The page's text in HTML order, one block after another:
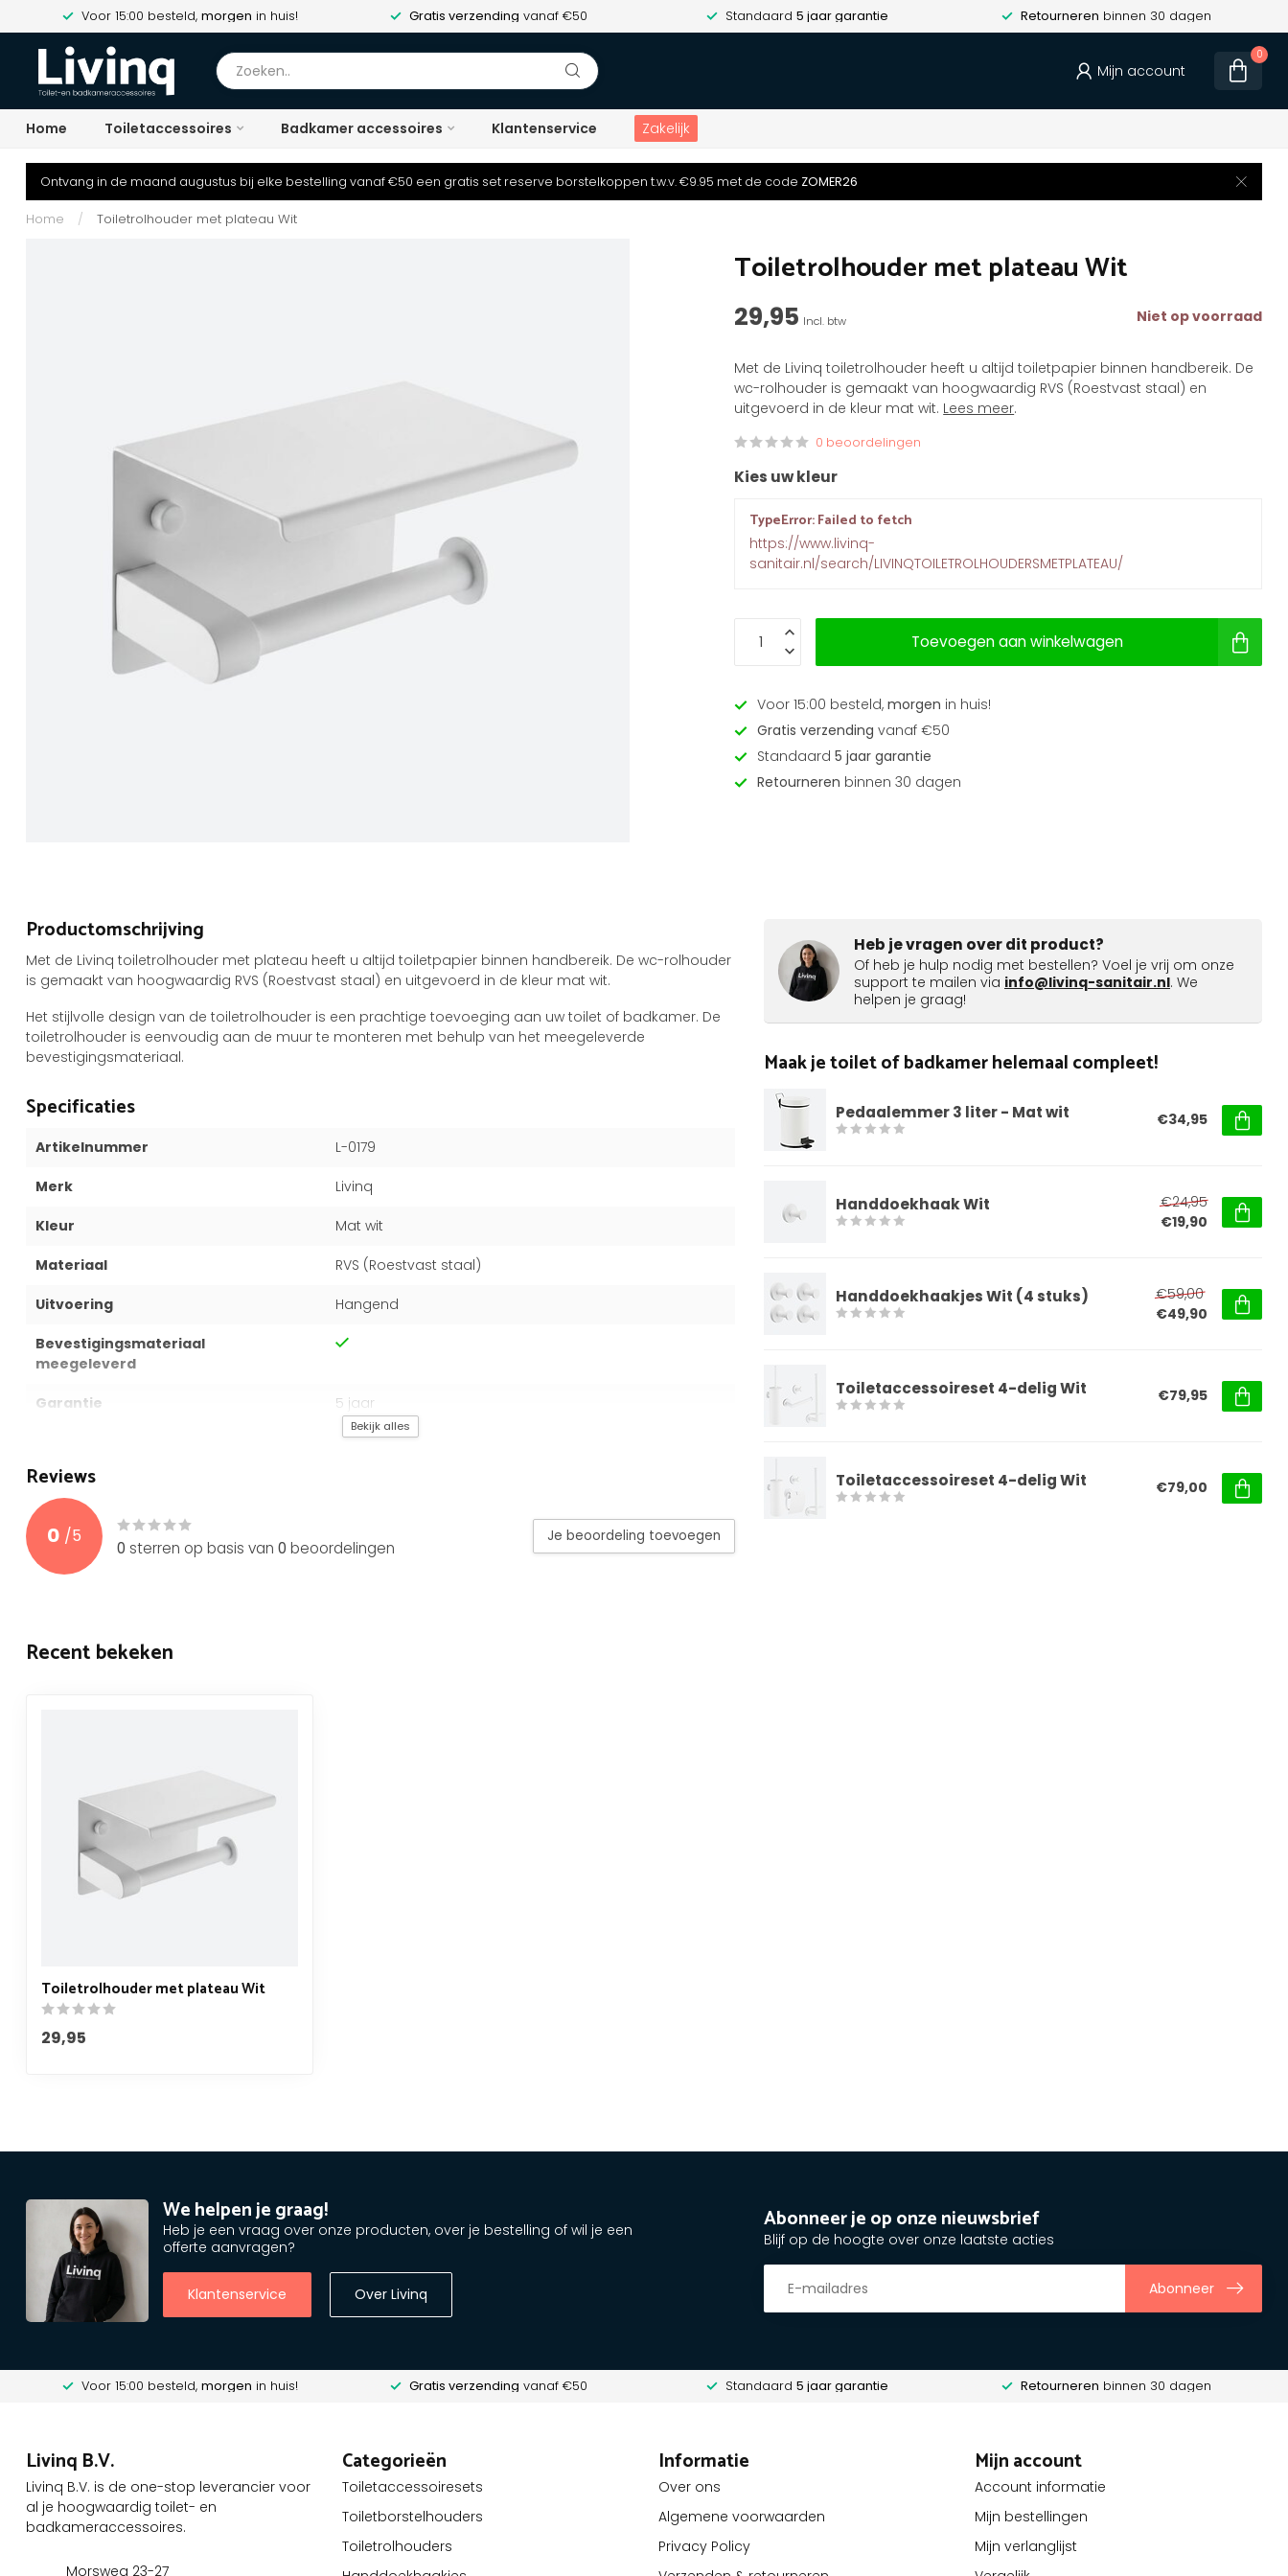
Voor 15:00 besteld, morgen in huis! Gratis verzending vanaf €50 Standaard 5 jaar garantie Retourneren binnen 30 dagen
Mijn account
0
Home Toiletaccessoires Badkamer accessoires Klantenservice Zakelijk
Ontvang in de maand augustus bij elke bestelling vanaf €50 een gratis set reserve borstelkoppen t.w.v. €9.95 met de code ZOMER26
Home / Toiletrolhouder met plateau Wit
Toiletrolhouder met plateau Wit
29,95 Incl. btw Niet op voorraad
Met de Livinq toiletrolhouder heeft u altijd toiletpapier binnen handbereik. De
wc-rolhouder is gemaakt van hoogwaardig RVS (Roestvast staal) en
uitgevoerd in de kleur mat wit. Lees meer.
0 beoordelingen
Kies uw kleur
TypeError: Failed to fetch
https://www.livinq-
sanitair.nl/search/LIVINQTOILETROLHOUDERSMETPLATEAU/
Toevoegen aan winkelwagen
Voor 15:00 besteld,morgen in huis!
Gratis verzending vanaf €50
Standaard5 jaar garantie
Retourneren binnen 30 dagen
Productomschrijving
Met de Livinq toiletrolhouder met plateau heeft u altijd toiletpapier binnen handbereik. De wc-rolhouder
is gemaakt van hoogwaardig RVS (Roestvast staal) en uitgevoerd in de kleur mat wit.
Het stijlvolle design van de toiletrolhouder is een prachtige toevoeging aan uw toilet of badkamer. De
toiletrolhouder is eenvoudig aan de muur te monteren met behulp van het meegeleverde
bevestigingsmateriaal.
Specificaties
Artikelnummer L-0179
Merk Livinq
Kleur Mat wit
Materiaal RVS (Roestvast staal)
Uitvoering Hangend
Bevestigingsmateriaal
meegeleverd
Garantie 5 jaar
Bekijk alles
Reviews
0 /5
0 sterren op basis van 0 beoordelingen
Je beoordeling toevoegen
Heb je vragen over dit product?
Of heb je hulp nodig met bestellen? Voel je vrij om onze
support te mailen via info@livinq-sanitair.nl. We
helpen je graag!
Maak je toilet of badkamer helemaal compleet!
Pedaalemmer 3 liter - Mat wit €34,95
Handdoekhaak Wit
€24,95
€19,90
Handdoekhaakjes Wit (4 stuks)
€59,00
€49,90
Toiletaccessoireset 4-delig Wit €79,95
Toiletaccessoireset 4-delig Wit €79,00
Recent bekeken
Toiletrolhouder met plateau Wit
29,95
We helpen je graag!
Heb je een vraag over onze producten, over je bestelling of wil je een
offerte aanvragen?
Klantenservice Over Livinq
Abonneer je op onze nieuwsbrief
Blijf op de hoogte over onze laatste acties
Abonneer
Voor 15:00 besteld, morgen in huis! Gratis verzending vanaf €50 Standaard 5 jaar garantie Retourneren binnen 30 dagen
Livinq B.V.
Livinq B.V. is de one-stop leverancier voor
al je hoogwaardig toilet- en
badkameraccessoires.
Morsweg 23-27
Categorieën
Toiletaccessoiresets
Toiletborstelhouders
Toiletrolhouders
Informatie
Over ons
Algemene voorwaarden
Privacy Policy
Mijn account
Account informatie
Mijn bestellingen
Mijn verlanglijst